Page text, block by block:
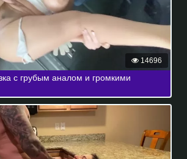
14696
с грубым аналом и громкими